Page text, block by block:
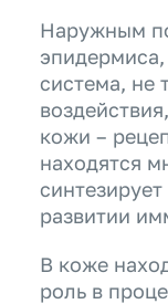
Наружным
система, не
кожи –
находятся
развитии
В коже
роль в